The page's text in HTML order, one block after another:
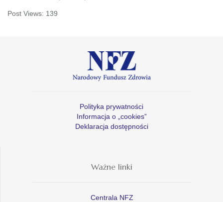
Post Views: 139
Polityka prywatności
Informacja o „cookies”
Deklaracja dostępności
Ważne linki
Centrala NFZ